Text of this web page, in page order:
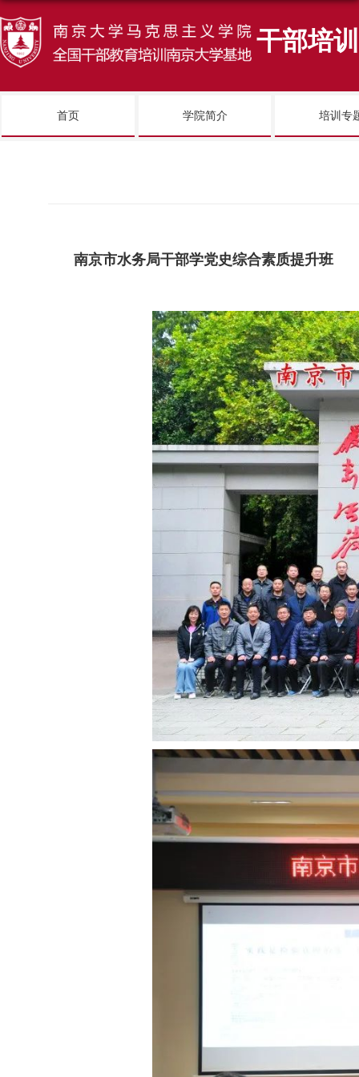
干部培
首页 学院简介 培训专
南京市水务局干部学党史综合素质提升班